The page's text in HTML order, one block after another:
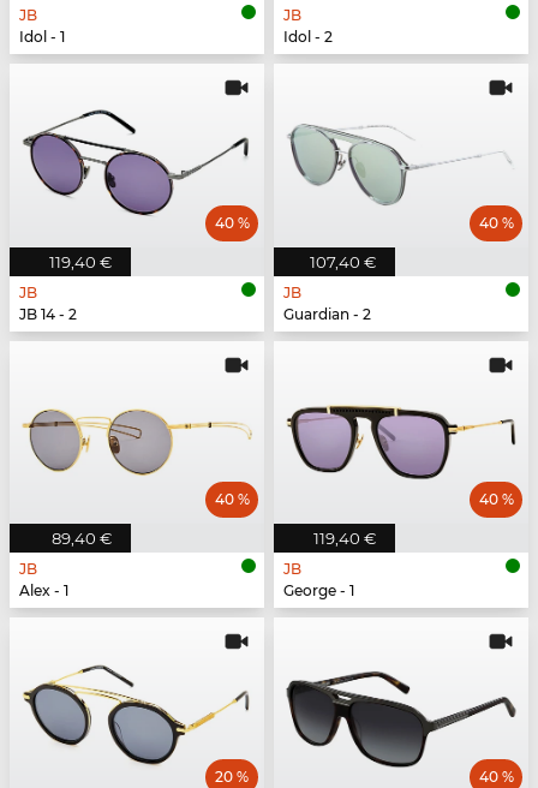
JB
Idol - 1
JB
Idol - 2
119,40 €
40 %
JB
JB 14 - 2
107,40 €
40 %
JB
Guardian - 2
89,40 €
40 %
JB
Alex - 1
119,40 €
40 %
JB
George - 1
20 % 40 %